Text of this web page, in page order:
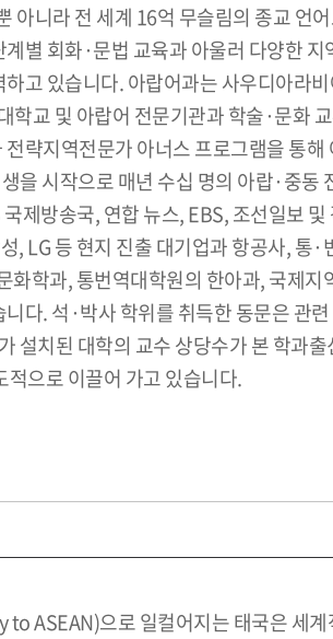
니라 전 세계 16억 무슬림의 종교 언
별 회화·문법 교육과 아울러 다양한
고 있습니다. 아랍어과는 사우디아라
교 및 아랍어 전문기관과 학술·문화
략지역전문가 아너스 프로그램을 통
을 시작으로 매년 수십 명의 아랍·중
제방송국, 연합 뉴스, EBS, 조선일보
, LG 등 현지 진출 대기업과 항공사,
학과, 통번역대학원의 한아과, 국제
다. 석·박사 학위를 취득한 동문은 관
설치된 대학의 교수 상당수가 본 학과
으로 이끌어 가고 있습니다.
ASEAN)으로 일컬어지는 태국은 세